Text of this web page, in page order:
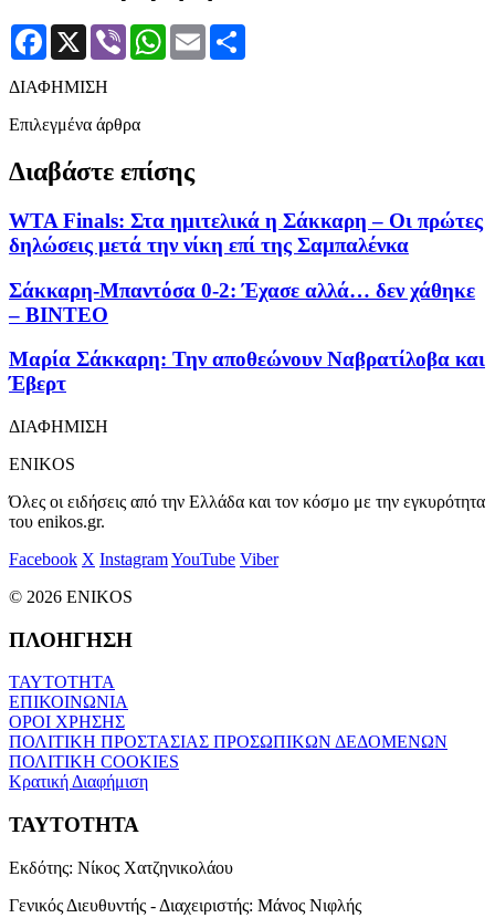
Facebook
X Viber WhatsApp
Email
ΔΙΑΦΗΜΙΣΗ
Επιλεγμένα άρθρα
Διαβάστε επίσης
WTA Finals: Στα ημιτελικά η Σάκκαρη – Οι πρώτες
δηλώσεις μετά την νίκη επί της Σαμπαλένκα
Σάκκαρη-Μπαντόσα 0-2: Έχασε αλλά… δεν χάθηκε
– BINTEO
Mαρία Σάκκαρη: Την αποθεώνουν Ναβρατίλοβα και
Έβερτ
ΔΙΑΦΗΜΙΣΗ
ENIKOS
Όλες οι ειδήσεις από την Ελλάδα και τον κόσμο με την εγκυρότητα
του enikos.gr.
Facebook X InstagramYouTube Viber
© 2026 ENIKOS
ΠΛΟΗΓΗΣΗ
ΤΑΥΤΟΤΗΤΑ
ΕΠΙΚΟΙΝΩΝΙΑ
ΟΡΟΙ ΧΡΗΣΗΣ
ΠΟΛΙΤΙΚΗ ΠΡΟΣΤΑΣΙΑΣ ΠΡΟΣΩΠΙΚΩΝ ΔΕΔΟΜΕΝΩΝ
ΠΟΛΙΤΙΚΗ COOKIES
Κρατική Διαφήμιση
ΤΑΥΤΟΤΗΤΑ
Εκδότης: Νίκος Χατζηνικολάου
Γενικός Διευθυντής - Διαχειριστής: Μάνος Νιφλής